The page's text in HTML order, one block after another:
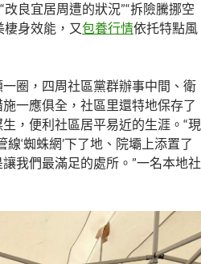
良宜居周遭的狀況”“拆險騰挪空
棲身效能，又包養行情依托特點風
圈，四周社區黨群辦事中間、衛
一應俱全，社區里還特地保存了
，便利社區居平易近的生涯。“現
線‘蜘蛛網’下了地、院壩上添置了
我們最滿足的處所。”一名本地社